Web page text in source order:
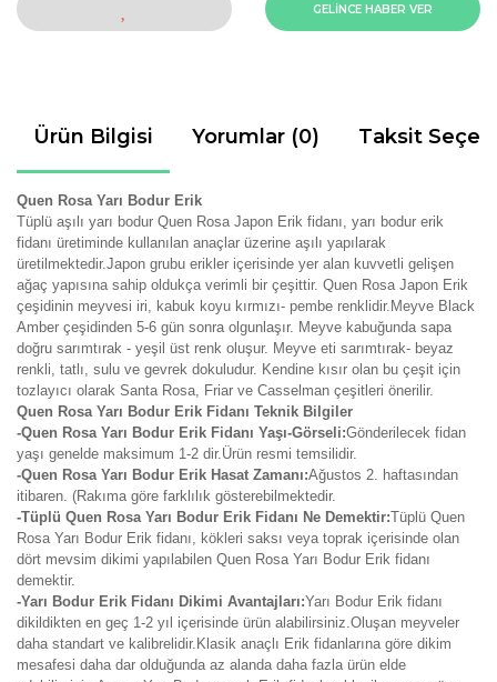
GELİNCE HABER VER
Ürün Bilgisi Yorumlar (0) Taksit
Quen Rosa Yarı Bodur Erik
Tüplü aşılı yarı bodur Quen Rosa Japon Erik fidanı, yarı bodur erik
fidanı üretiminde kullanılan anaçlar üzerine aşılı yapılarak
üretilmektedir.Japon grubu erikler içerisinde yer alan kuvvetli gelişen
ağaç yapısına sahip oldukça verimli bir çeşittir. Quen Rosa Japon Erik
çeşidinin meyvesi iri, kabuk koyu kırmızı- pembe renklidir.Meyve Black
Amber çeşidinden 5-6 gün sonra olgunlaşır. Meyve kabuğunda sapa
doğru sarımtırak - yeşil üst renk oluşur. Meyve eti sarımtırak- beyaz
renkli, tatlı, sulu ve gevrek dokuludur. Kendine kısır olan bu çeşit için
tozlayıcı olarak Santa Rosa, Friar ve Casselman çeşitleri önerilir.
Quen Rosa Yarı Bodur Erik Fidanı Teknik Bilgiler
-Quen Rosa Yarı Bodur Erik Fidanı Yaşı-Görseli:Gönderilecek fidan
yaşı genelde maksimum 1-2 dir.Ürün resmi temsilidir.
-Quen Rosa Yarı Bodur Erik Hasat Zamanı:Ağustos 2. haftasından
itibaren. (Rakıma göre farklılık gösterebilmektedir.
-Tüplü Quen Rosa Yarı Bodur Erik Fidanı Ne Demektir:Tüplü Quen
Rosa Yarı Bodur Erik fidanı, kökleri saksı veya toprak içerisinde olan
dört mevsim dikimi yapılabilen Quen Rosa Yarı Bodur Erik fidanı
demektir.
-Yarı Bodur Erik Fidanı Dikimi Avantajları:Yarı Bodur Erik fidanı
dikildikten en geç 1-2 yıl içerisinde ürün alabilirsiniz.Oluşan meyveler
daha standart ve kalibrelidir.Klasik anaçlı Erik fidanlarına göre dikim
mesafesi daha dar olduğunda az alanda daha fazla ürün elde